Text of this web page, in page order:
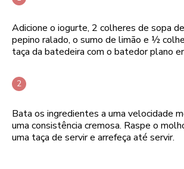
Adicione o iogurte, 2 colheres de sopa
pepino ralado, o sumo de limão e ½
taça da batedeira com o batedor plano
Bata os ingredientes a uma velocidade
uma consistência cremosa. Raspe o
uma taça de servir e arrefeça até servir.